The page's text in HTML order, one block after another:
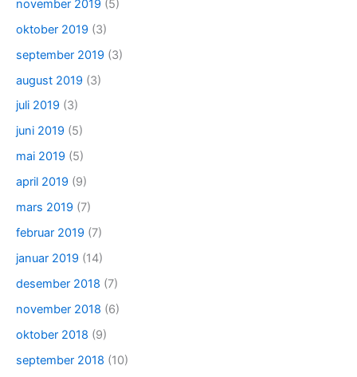
november 2019 (5)
oktober 2019 (3)
september 2019 (3)
august 2019 (3)
juli 2019 (3)
juni 2019 (5)
mai 2019 (5)
april 2019 (9)
mars 2019 (7)
februar 2019 (7)
januar 2019 (14)
desember 2018 (7)
november 2018 (6)
oktober 2018 (9)
september 2018 (10)